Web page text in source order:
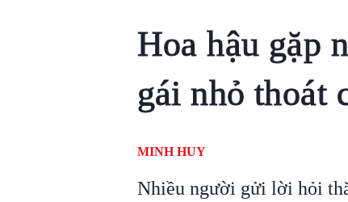
Hoa hậu gặp
gái nhỏ thoát
MINH HUY
Nhiều người gửi lời hỏi